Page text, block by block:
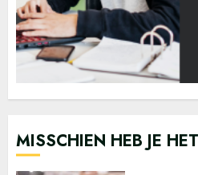
MISSCHIEN HEB JE